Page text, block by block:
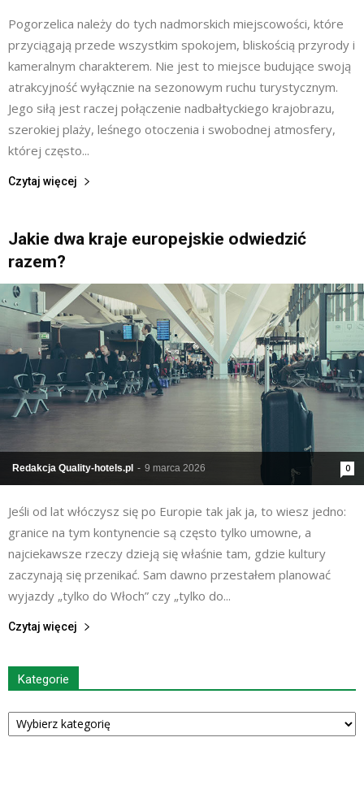
Pogorzelica należy do tych nadmorskich miejscowości, które
przyciągają przede wszystkim spokojem, bliskością przyrody i
kameralnym charakterem. Nie jest to miejsce budujące swoją
atrakcyjność wyłącznie na sezonowym ruchu turystycznym.
Jego siłą jest raczej połączenie nadbałtyckiego krajobrazu,
szerokiej plaży, leśnego otoczenia i swobodnej atmosfery,
której często...
Czytaj więcej
Jakie dwa kraje europejskie odwiedzić
razem?
Redakcja Quality-hotels.pl - 9 marca 2026 0
Jeśli od lat włóczysz się po Europie tak jak ja, to wiesz jedno:
granice na tym kontynencie są często tylko umowne, a
najciekawsze rzeczy dzieją się właśnie tam, gdzie kultury
zaczynają się przenikać. Sam dawno przestałem planować
wyjazdy „tylko do Włoch” czy „tylko do...
Czytaj więcej
Kategorie
Kategorie